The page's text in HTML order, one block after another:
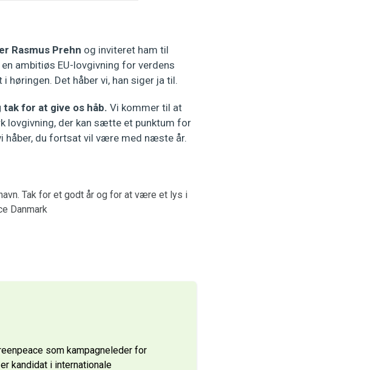
Rasmus Prehn og inviteret ham til
ambitiøs EU-lovgivning for verdens
høringen. Det håber vi, han siger ja til.
for at give os håb. Vi kommer til at
der kan sætte et punktum for
håber, du fortsat vil være med næste år.
Tak for et godt år og for at være et lys i
Danmark
som kampagneleder for
kandidat i internationale